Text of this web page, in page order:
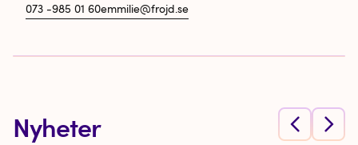
073 -985 01 60emmilie@frojd.se
Nyheter